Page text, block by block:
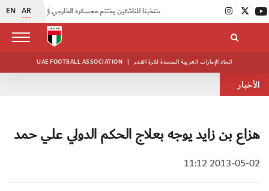
EN AR
اتحاد الكرة يُنظم ورشة عمل للمراقبين المعتمدين |
UAE FOOTBALL ASSOCIATION | اتحاد الإمارات العربية المتحدة لكرة القدم
الأخبار
هزاع بن زايد يوجه بعلاج الحكم الدولي علي حمد
2013-05-02 11:12